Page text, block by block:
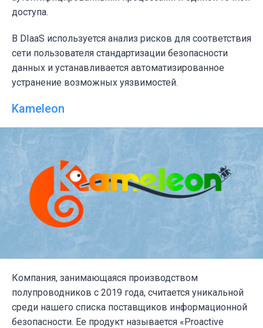
доступа.
В DIaaS используется анализ рисков для соответствия
сети пользователя стандартизации безопасности
данных и устанавливается автоматизированное
устранение возможных уязвимостей.
Kameleon
Компания, занимающаяся производством
полупроводников с 2019 года, считается уникальной
среди нашего списка поставщиков информационной
безопасности. Ее продукт называется «Proactive